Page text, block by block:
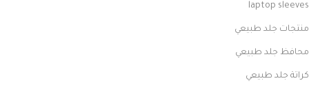
laptop sleeves
منتجات جلد طبيعي
محافظ جلد طبيعي
كراتة جلد طبيعي